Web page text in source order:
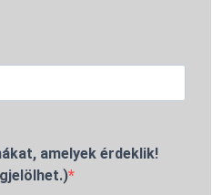
amelyek érdeklik!